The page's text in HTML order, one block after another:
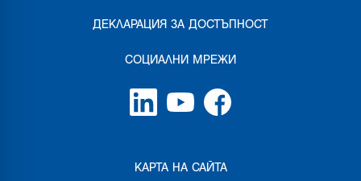
ДЕКЛАРАЦИЯ ЗА ДОСТЪПНОСТ
СОЦИАЛНИ МРЕЖИ
КАРТА НА САЙТА